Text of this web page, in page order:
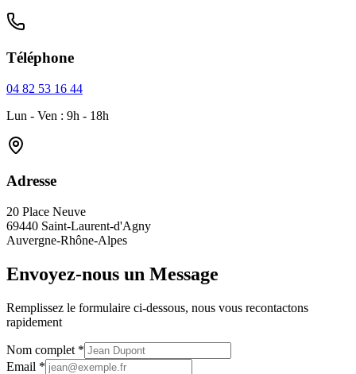
Téléphone
04 82 53 16 44
Lun - Ven : 9h - 18h
Adresse
20 Place Neuve
69440 Saint-Laurent-d'Agny
Auvergne-Rhône-Alpes
Envoyez-nous un Message
Remplissez le formulaire ci-dessous, nous vous recontactons
rapidement
Nom complet *
Email *